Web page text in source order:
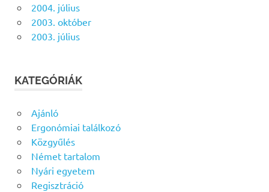
2004. július
2003. október
2003. július
KATEGÓRIÁK
Ajánló
Ergonómiai találkozó
Közgyűlés
Német tartalom
Nyári egyetem
Regisztráció